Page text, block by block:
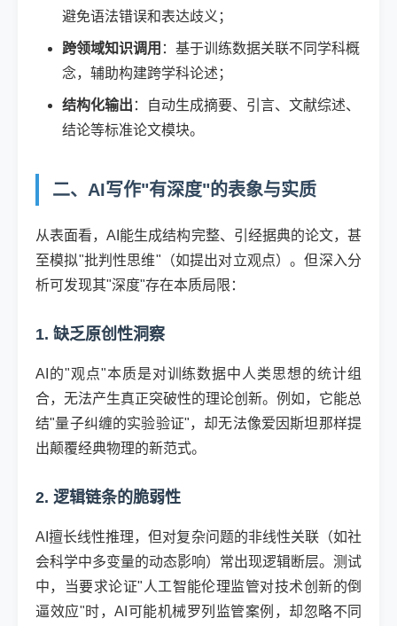
避免语法错误和表达歧义；
跨领域知识调用 ：基于训练数据关联不同学科概
念，辅助构建跨学科论述；
结构化输出 ：自动生成摘要、引言、文献综述、
结论等标准论文模块。
二、AI写作"有深度"的表象与实质
从表面看，AI能生成结构完整、引经据典的论文，甚
至模拟"批判性思维"（如提出对立观点）。但深入分
析可发现其"深度"存在本质局限：
1. 缺乏原创性洞察
AI的"观点"本质是对训练数据中人类思想的统计组
合，无法产生真正突破性的理论创新。例如，它能总
结"量子纠缠的实验验证"，却无法像爱因斯坦那样提
出颠覆经典物理的新范式。
2. 逻辑链条的脆弱性
AI擅长线性推理，但对复杂问题的非线性关联（如社
会科学中多变量的动态影响）常出现逻辑断层。测试
中，当要求论证"人工智能伦理监管对技术创新的倒
逼效应"时，AI可能机械罗列监管案例，却忽略不同